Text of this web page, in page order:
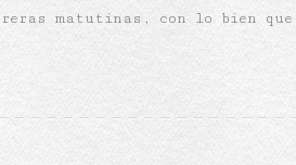
matutinas, con lo bien que